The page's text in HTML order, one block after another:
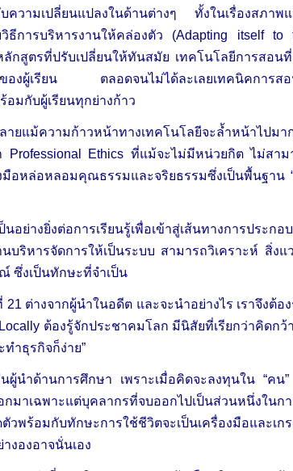
ความเปลี่ยนแปลงในด้านต่างๆ ทั้งในเรื่องสภา
ธีการบริหารงานให้คล่องตัว (Adapting itself
กสูตรที่ปรับเปลี่ยนให้ทันสมัย เทคโนโลยีการสอน
รู้ของผู้เรียน ตลอดจนไม่ได้ละเลยเทคนิคการสอ
มกับผู้เรียนทุกย่างก้าว
ายแม้ความก้าวหน้าทางเทคโนโลยีจะล้ำหน้าไปม
Ethics ที่แม้จะไม่มีหน่วยกิต ไม่สาม
อหล่อหลอมคุณธรรมและจริยธรรมซึ่งเป็นพื้นฐาน
อย่างยิ่งต่อการเรียนรู้เพื่อเข้าสู่เส้นทางการประกอ
บริหารจัดการให้เป็นระบบ สามารถวิเคราะห์ สิ่ง
ซึ่งเป็นทักษะที่จำเป็น
21 ต่างจากผู้นำในอดีต และจะนำอย่างไร เราจึงต้อ
ต้องรู้จักประชาคมโลก มีนิสัยที่เรียกว่าคิดกว้
ำธุรกิจก็ง่าย”
นำด้านการศึกษา เพราะเมื่อคิดจะลงทุนใน “คน
เฉพาะแต่บุคลากรที่จบออกไปเป็นส่วนหนึ่งในกา
พร้อมกับทักษะการใช้ชีวิตจะเป็นเครื่องมือและเก
งองอาจนั่นเอง